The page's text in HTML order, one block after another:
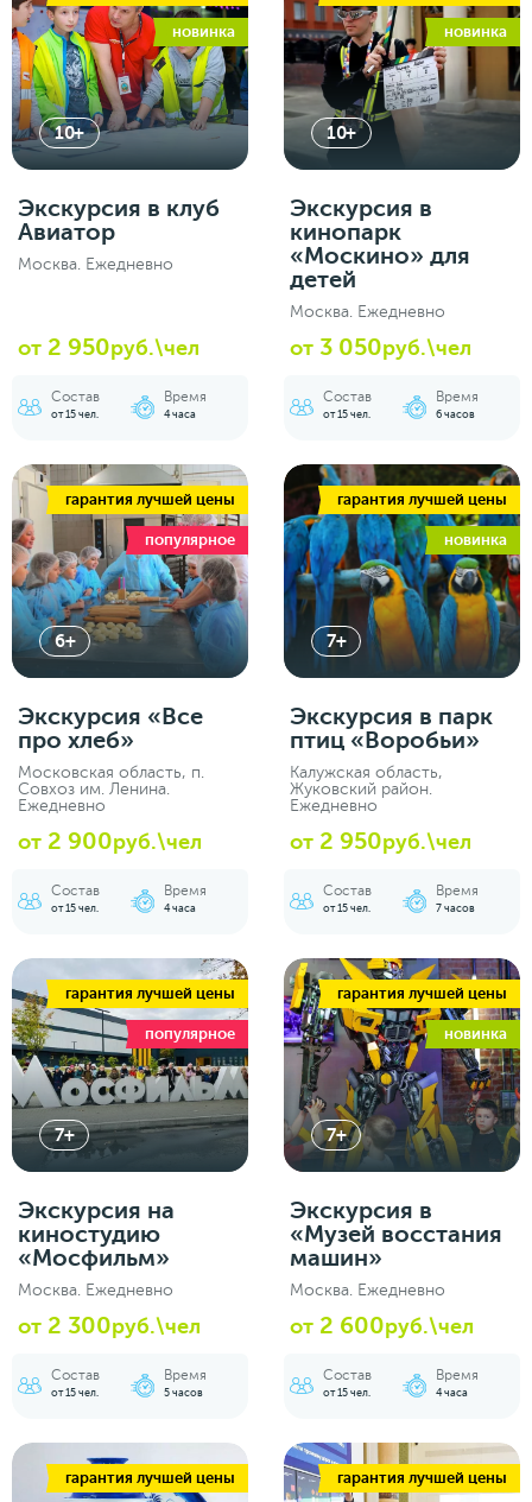
новинка
10+
Экскурсия в клуб
Авиатор
Москва. Ежедневно
от 2 950руб.\чел
Состав
от 15 чел.
Время
4 часа
новинка
10+
Экскурсия в
кинопарк
«Москино» для
детей
Москва. Ежедневно
от 3 050руб.\чел
Состав
от 15 чел.
Время
6 часов
гарантия лучшей цены
популярное
6+
Экскурсия «‎Все
про хлеб»
Московская область, п.
Совхоз им. Ленина.
Ежедневно
от 2 900руб.\чел
Состав
от 15 чел.
Время
4 часа
гарантия лучшей цены
новинка
7+
Экскурсия в парк
птиц «Воробьи»
Калужская область,
Жуковский район.
Ежедневно
от 2 950руб.\чел
Состав
от 15 чел.
Время
7 часов
гарантия лучшей цены
популярное
7+
Экскурсия на
киностудию
«Мосфильм»
Москва. Ежедневно
от 2 300руб.\чел
Состав
от 15 чел.
Время
5 часов
гарантия лучшей цены
новинка
7+
Экскурсия в
«Музей восстания
машин»
Москва. Ежедневно
от 2 600руб.\чел
Состав
от 15 чел.
Время
4 часа
гарантия лучшей цены гарантия лучшей цены